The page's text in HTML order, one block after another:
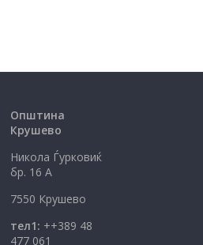
Општина
Крушево
Никола Ѓурковиќ
бр. 16 А
7550 Крушево
тел1: ++389 48
477 061